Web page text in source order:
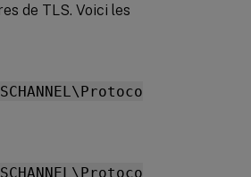
de TLS. Voici les